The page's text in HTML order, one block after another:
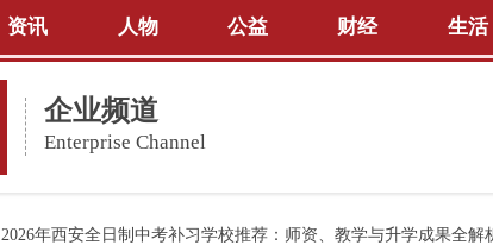
资讯 人物 公益 财经 生活
企业频道
Enterprise Channel
2026年西安全日制中考补习学校推荐：师资、教学与升学成果全解